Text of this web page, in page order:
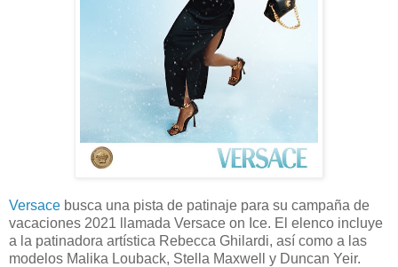
Versace busca una pista de patinaje para su campaña de
vacaciones 2021 llamada Versace on Ice. El elenco incluye
a la patinadora artística Rebecca Ghilardi, así como a las
modelos Malika Louback, Stella Maxwell y Duncan Yeir.